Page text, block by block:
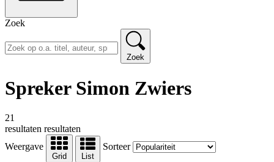
Zoek
Zoek
Spreker Simon Zwiers
21
resultaten resultaten
Weergave
Grid List
Sorteer